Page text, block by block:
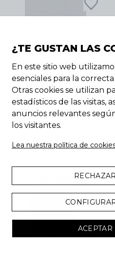
SANDALIAS
PLATEADAS |
MUJER
99.95€ ahora 49.95€
¿TE GUSTAN LAS
En este sitio web
esenciales para la
Otras cookies se utilizan
estadísticos de las visitas,
anuncios relevantes
los visitantes.
Lea nuestra política de
ACEPTAR